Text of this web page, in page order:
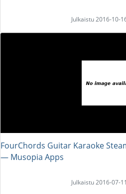
Julkaistu 2016-10-
FourChords Guitar Karaoke
― Musopia Apps
Julkaistu 2016-07-